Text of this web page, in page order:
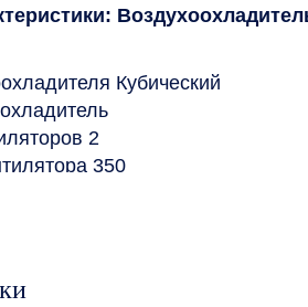
Кубический
2
350
7